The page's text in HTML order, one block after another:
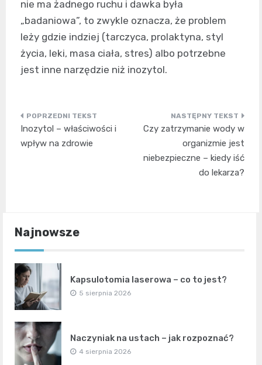
nie ma żadnego ruchu i dawka była
„badaniowa”, to zwykle oznacza, że problem
leży gdzie indziej (tarczyca, prolaktyna, styl
życia, leki, masa ciała, stres) albo potrzebne
jest inne narzędzie niż inozytol.
Nawigacja
wpisu
Inozytol – właściwości i
wpływ na zdrowie
Czy zatrzymanie wody w
organizmie jest
niebezpieczne – kiedy iść
do lekarza?
Najnowsze
Kapsulotomia laserowa – co to jest?
5 sierpnia 2026
Naczyniak na ustach – jak rozpoznać?
4 sierpnia 2026